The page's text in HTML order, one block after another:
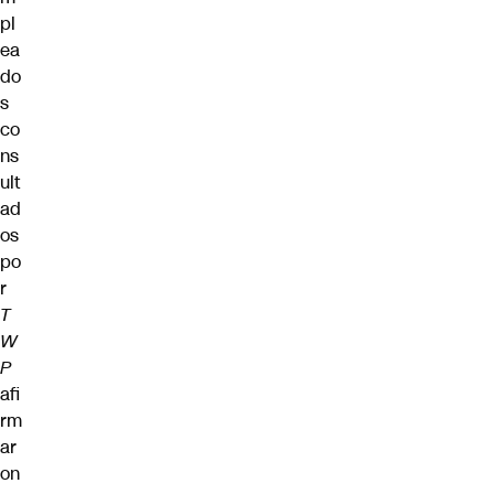
pl
ea
do
s
co
ns
ult
ad
os
po
r
T
W
P
afi
rm
ar
on